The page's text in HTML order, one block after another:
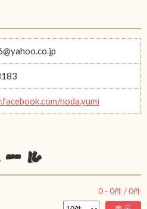
noda.yumi
ール
0 - 0件 /0件